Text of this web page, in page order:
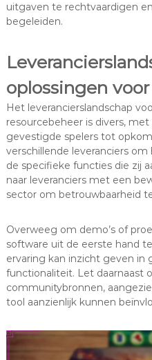
uitgaven te rechtvaardigen
begeleiden.
oplossingen
Het leverancierslandschap
resourcebeheer is divers,
gevestigde spelers tot
verschillende leveranciers
de specifieke functies die zij
naar leveranciers met een
sector om betrouwbaarheid
Overweeg om demo’s of
software uit de eerste hand
ervaring kan inzicht geven in
functionaliteit. Let daarnaast
communitybronnen,
tool aanzienlijk kunnen